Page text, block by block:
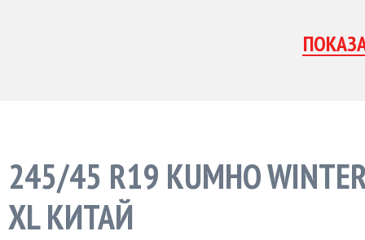
245/45 R19 KUMHO
XL КИТАЙ